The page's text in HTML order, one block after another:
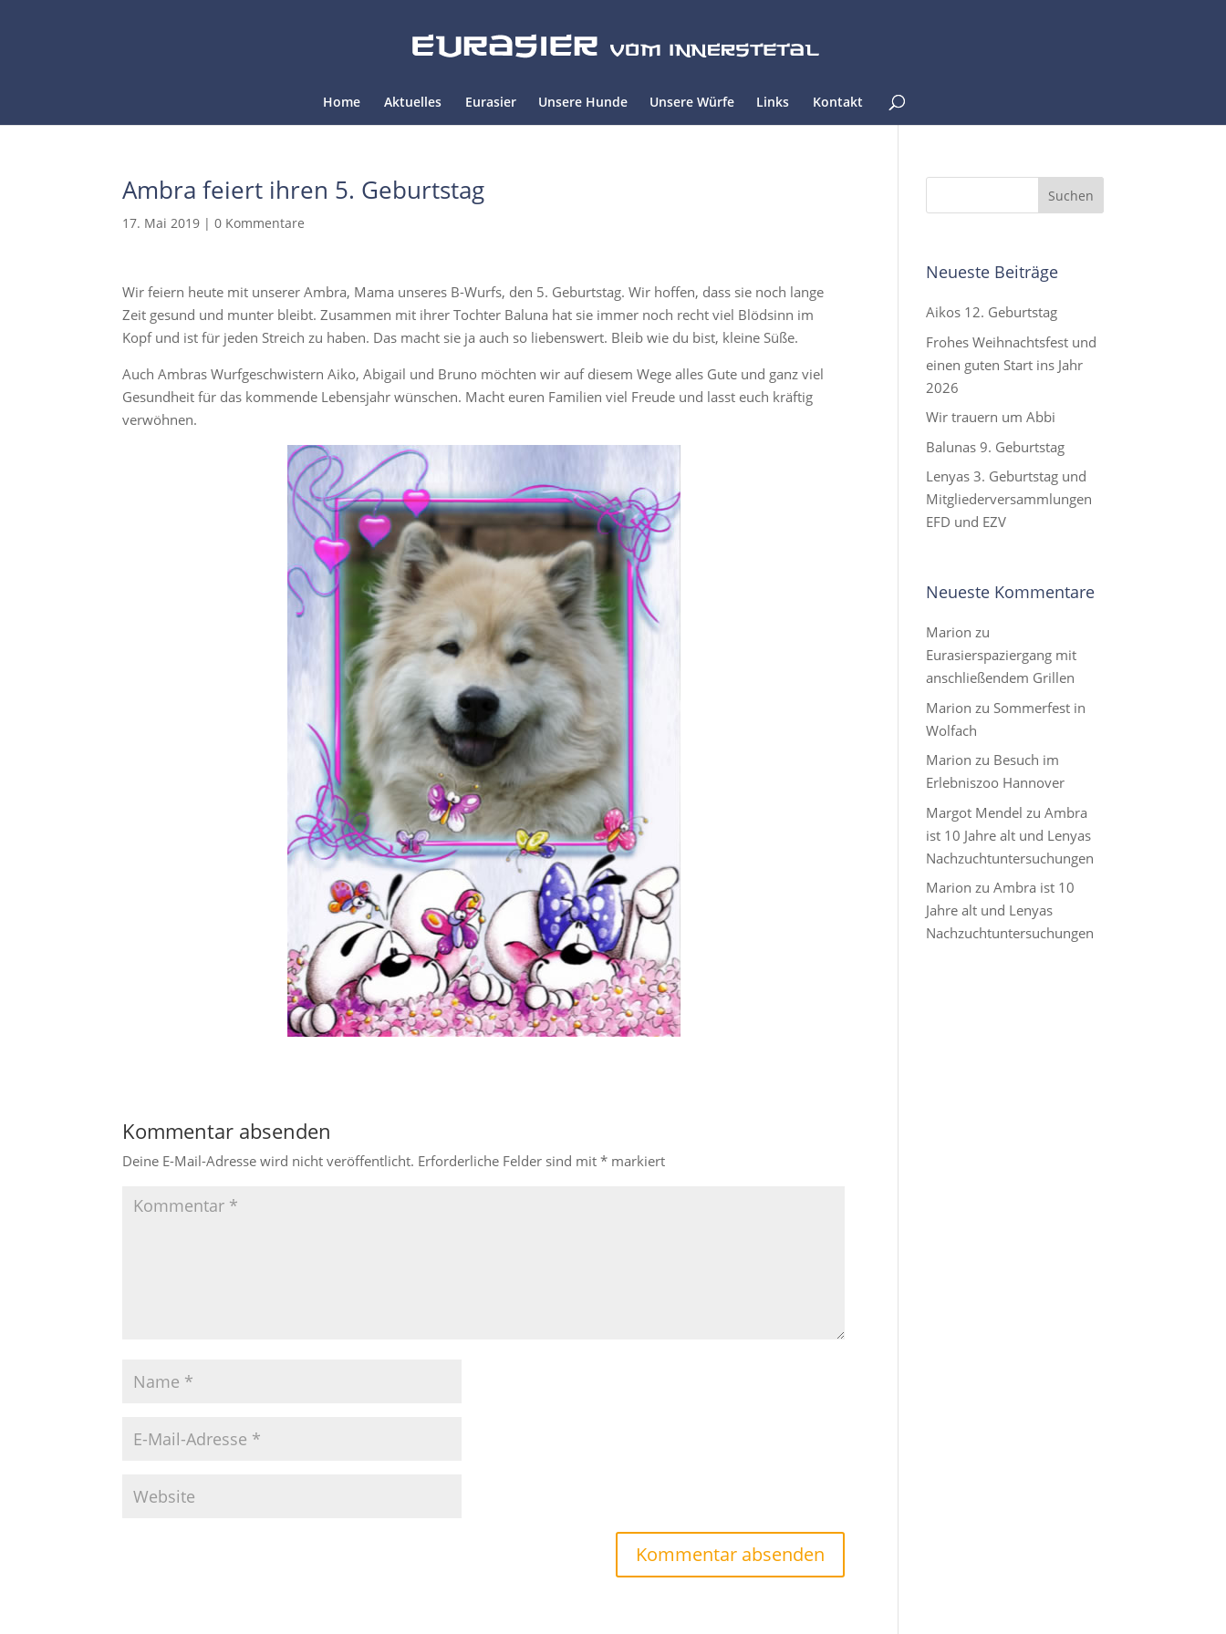
Home Aktuelles Eurasier Unsere Hunde Unsere Würfe Links Kontakt
Ambra feiert ihren 5. Geburtstag
17. Mai 2019 |0 Kommentare
Wir feiern heute mit unserer Ambra, Mama unseres B-Wurfs, den 5. Geburtstag. Wir hoffen, dass sie noch lange
Zeit gesund und munter bleibt. Zusammen mit ihrer Tochter Baluna hat sie immer noch recht viel Blödsinn im
Kopf und ist für jeden Streich zu haben. Das macht sie ja auch so liebenswert. Bleib wie du bist, kleine Süße.
Auch Ambras Wurfgeschwistern Aiko, Abigail und Bruno möchten wir auf diesem Wege alles Gute und ganz viel
Gesundheit für das kommende Lebensjahr wünschen. Macht euren Familien viel Freude und lasst euch kräftig
verwöhnen.
Kommentar absenden
Deine E-Mail-Adresse wird nicht veröffentlicht. Erforderliche Felder sind mit* markiert
Neueste Beiträge
Aikos 12. Geburtstag
Frohes Weihnachtsfest und
einen guten Start ins Jahr
2026
Wir trauern um Abbi
Balunas 9. Geburtstag
Lenyas 3. Geburtstag und
Mitgliederversammlungen
EFD und EZV
Neueste Kommentare
Marion zu
Eurasierspaziergang mit
anschließendem Grillen
Marion zu Sommerfest in
Wolfach
Marion zu Besuch im
Erlebniszoo Hannover
Margot Mendel zuAmbra
ist 10 Jahre alt und Lenyas
Nachzuchtuntersuchungen
Marion zuAmbra ist 10
Jahre alt und Lenyas
Nachzuchtuntersuchungen